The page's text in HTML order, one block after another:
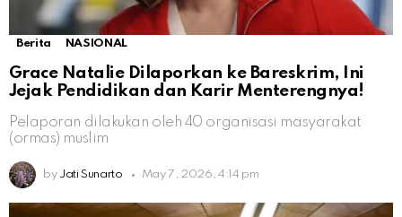
Berita NASIONAL
Grace Natalie Dilaporkan ke Bareskrim, Ini
Jejak Pendidikan dan Karir Menterengnya!
Pelaporan dilakukan oleh 40 organisasi masyarakat
(ormas) muslim
by Jati Sunarto May 7, 2026, 4:14 pm